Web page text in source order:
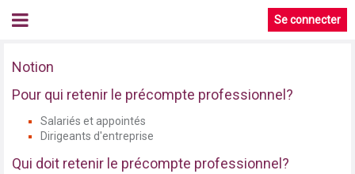
Se connecter
Notion
Pour qui retenir le précompte professionnel?
Salariés et appointés
Dirigeants d'entreprise
Qui doit retenir le précompte professionnel?